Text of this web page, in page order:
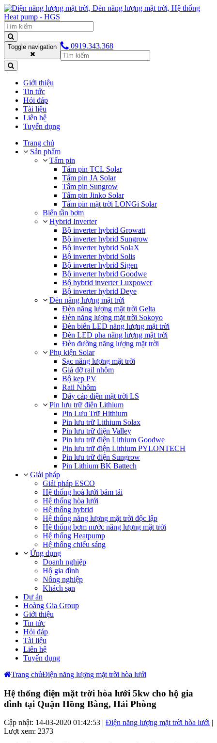
Toggle navigation 0919.343.368
Giới thiệu
Tin tức
Hỏi đáp
Tài liệu
Liên hệ
Tuyển dụng
Trang chủ
Sản phẩm
Tấm pin
Tấm pin TCL Solar
Tấm pin JA Solar
Tấm pin Sungrow
Tấm pin Jinko Solar
Tấm pin mặt trời LONGi Solar
Biến tần bơm
Hybrid Inverter
Bộ inverter hybrid Growatt
Bộ inverter hybrid Sungrow
Bộ inverter hybrid SolaX
Bộ inverter hybrid Solis
Bộ inverter hybrid Sigen
Bộ inverter hybrid Goodwe
Bộ hybrid inverter Luxpower
Bộ inverter hybrid Deye
Đèn năng lượng mặt trời
Đèn năng lượng mặt trời Gelta
Đèn năng lượng mặt trời Sokoyo
Đèn biển LED năng lượng mặt trời
Đèn LED pha năng lượng mặt trời
Đèn đường năng lượng mặt trời
Phụ kiện Solar
Sạc năng lượng mặt trời
Giá đỡ rail nhôm
Bộ kẹp PV
Rail Nhôm
Dây cáp điện mặt trời LS
Pin lưu trữ điện Lithium
Pin Lưu Trữ Hithium
Pin lưu trữ Lithium Solax
Pin lưu trữ điện Valley
Pin lưu trữ điện Lithium Goodwe
Pin lưu trữ điện Lithium PYLONTECH
Pin lưu trữ điện Sungrow
Pin Lithium BK Battech
Giải pháp
Giải pháp ESCO
Hệ thống hoà lưới bám tải
Hệ thống hòa lưới
Hệ thống hybrid
Hệ thống năng lượng mặt trời độc lập
Hệ thống bơm nước năng lượng mặt trời
Hệ thống Heatpump
Hệ thống chiếu sáng
Ứng dụng
Doanh nghiệp
Hộ gia đình
Nông nghiệp
Khách sạn
Dự án
Hoàng Gia Group
Giới thiệu
Tin tức
Hỏi đáp
Tài liệu
Liên hệ
Tuyển dụng
Trang chủĐiện năng lượng mặt trời hòa lưới
Hệ thống điện mặt trời hòa lưới 5kw cho hộ gia
đình tại Quận Hồng Bàng, Hải Phòng
Cập nhật: 14-03-2020 01:42:53 | Điện năng lượng mặt trời hòa lưới |
Lượt xem: 2373